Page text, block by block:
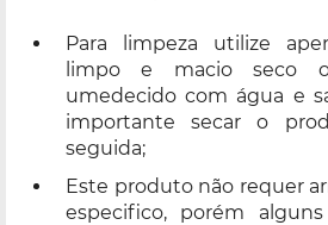
Para limpeza utilize
limpo e macio seco
umedecido com água e
importante secar o
seguida;
Este produto não requer
especifico, porém